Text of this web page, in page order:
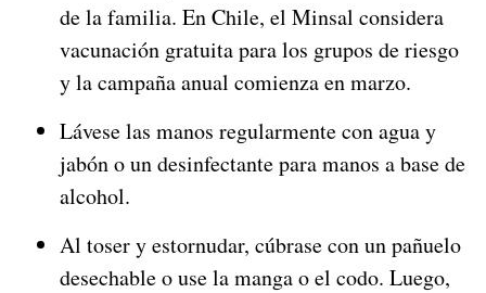
de la familia. En Chile, el Minsal considera
vacunación gratuita para los grupos de riesgo
y la campaña anual comienza en marzo.
Lávese las manos regularmente con agua y
jabón o un desinfectante para manos a base de
alcohol.
Al toser y estornudar, cúbrase con un pañuelo
desechable o use la manga o el codo. Luego,